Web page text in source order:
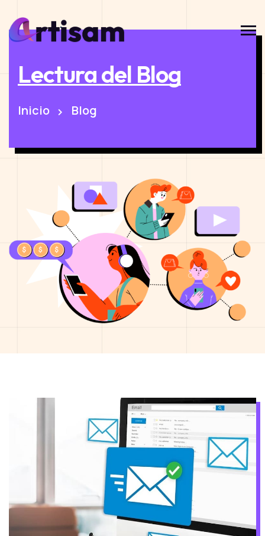
Lectura del Blog
Inicio Blog